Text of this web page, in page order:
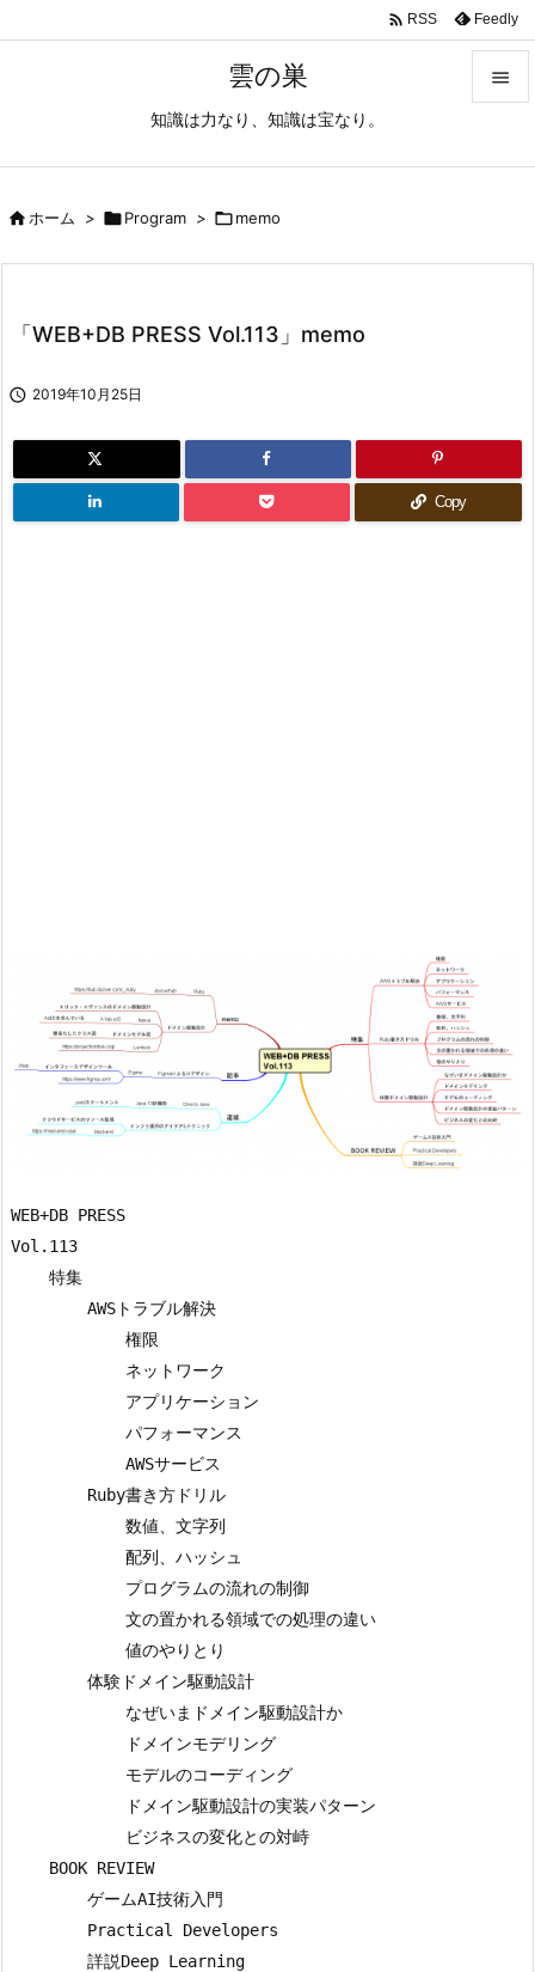
雲の巣
知識は力なり、知識は宝なり。

 RSS Feedly
ホーム > Program > memo
「WEB+DB PRESS Vol.113」memo
 2019年10月25日
Copy
WEB+DB PRESS
Vol.113
    特集
        AWSトラブル解決
            権限
            ネットワーク
            アプリケーション
            パフォーマンス
            AWSサービス
        Ruby書き方ドリル
            数値、文字列
            配列、ハッシュ
            プログラムの流れの制御
            文の置かれる領域での処理の違い
            値のやりとり
        体験ドメイン駆動設計
            なぜいまドメイン駆動設計か
            ドメインモデリング
            モデルのコーディング
            ドメイン駆動設計の実装パターン
            ビジネスの変化との対峙
    BOOK REVIEW
        ゲームAI技術入門
        Practical Developers
        詳説Deep Learning